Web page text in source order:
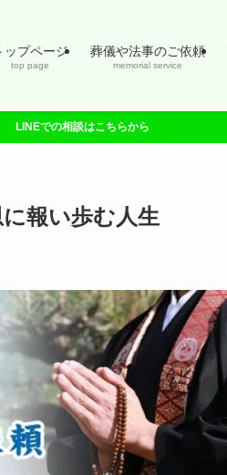
ップページ
top page
葬儀や法事のご依頼
memorial service
LINEでの相談はこちらから
報い歩む人生